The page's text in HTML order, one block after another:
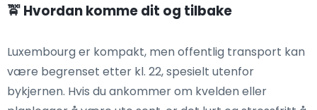
🚖 Hvordan komme dit og tilbake
Luxembourg er kompakt, men offentlig transport kan
være begrenset etter kl. 22, spesielt utenfor
bykjernen. Hvis du ankommer om kvelden eller